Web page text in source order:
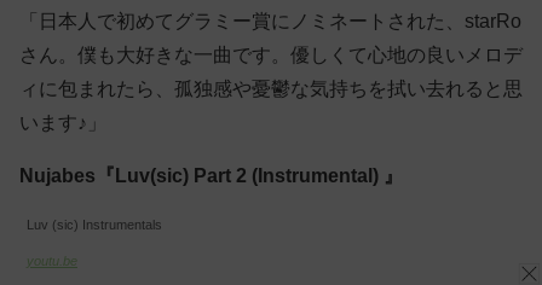
「日本人で初めてグラミー賞にノミネートされた、starRo
さん。僕も大好きな一曲です。優しくて心地の良いメロデ
ィに包まれたら、孤独感や憂鬱な気持ちを拭い去れると思
います♪」
Nujabes『Luv(sic) Part 2 (Instrumental) 』
Luv (sic) Instrumentals
youtu.be